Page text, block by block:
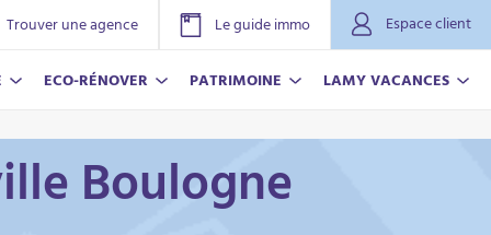
Trouver une agence Le guide immo
Espace client
ECO-RÉNOVER PATRIMOINE LAMY VACANCES
Boulogne